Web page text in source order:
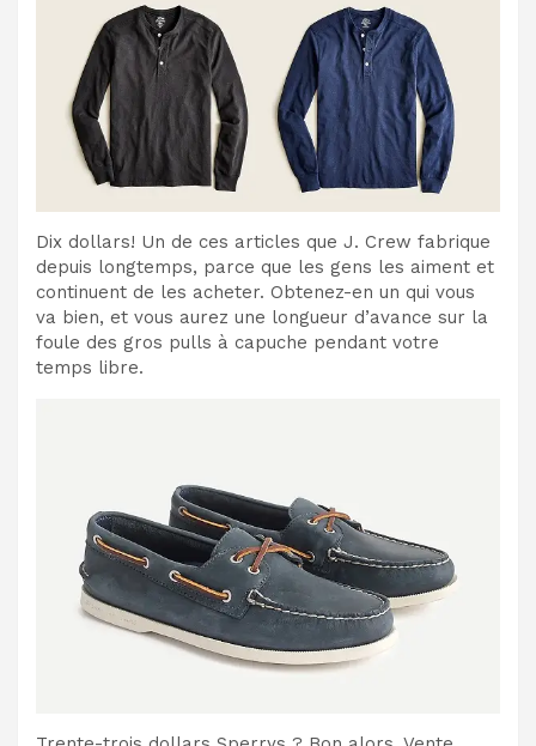
Dix dollars! Un de ces articles que J. Crew fabrique
depuis longtemps, parce que les gens les aiment et
continuent de les acheter. Obtenez-en un qui vous
va bien, et vous aurez une longueur d’avance sur la
foule des gros pulls à capuche pendant votre
temps libre.